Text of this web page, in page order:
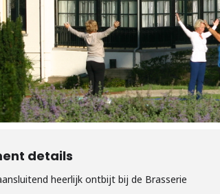
details
heerlijk ontbijt bij de Brasserie